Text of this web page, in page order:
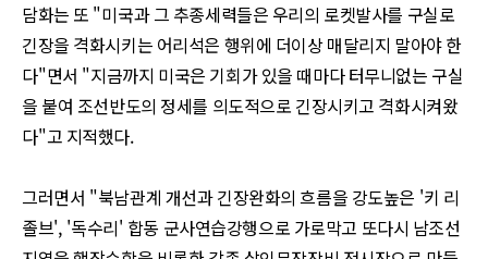
담화는 또 "미국과 그 추종세력들은 우리의 로켓발사를 구실로
긴장을 격화시키는 어리석은 행위에 더이상 매달리지 말아야 한
다"면서 "지금까지 미국은 기회가 있을 때마다 터무니없는 구실
을 붙여 조선반도의 정세를 의도적으로 긴장시키고 격화시켜왔
다"고 지적했다.
그러면서 "북남관계 개선과 긴장완화의 흐름을 강도높은 '키 리
졸브', '독수리' 합동 군사연습강행으로 가로막고 또다시 남조선